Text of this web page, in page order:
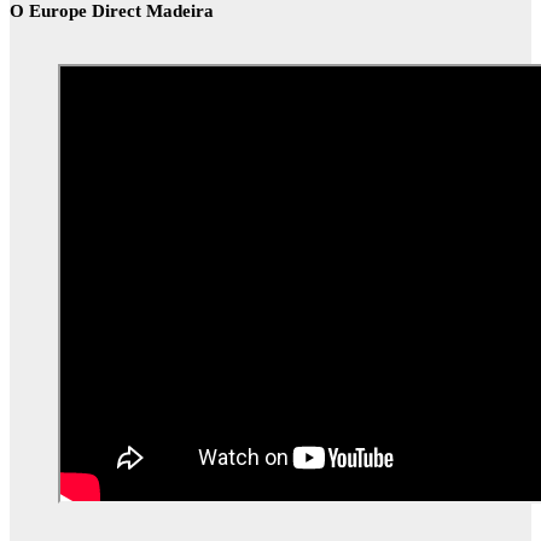
O Europe Direct Madeira